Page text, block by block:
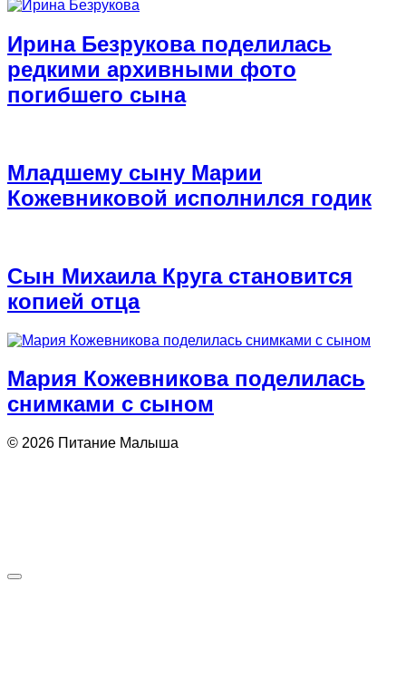
Ирина Безрукова поделилась
редкими архивными фото
погибшего сына
Младшему сыну Марии
Кожевниковой исполнился годик
Сын Михаила Круга становится
копией отца
Мария Кожевникова поделилась
снимками с сыном
© 2026 Питание Малыша